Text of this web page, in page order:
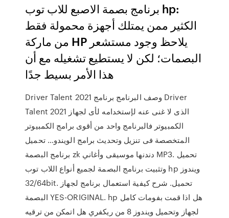
برنامج بصمة الاصبع للاب توب hp:
الكثير ممن يمتلك أجهزة محمولة فقط
من ماركة HP يلاحظ وجود مستشعر
البصمات؛ لكن لا يستطيع تشغيله مع أن
هذا الأمر بسيط جدًا
Driver Talent 2021 وصف البرنامج برنامج Driver
Talent 2021 الذى لا غنى عنه لإستخدامه لأى لجهاز
الكمبيوتر فالبرنامج واحد من أقوى برامج الكمبيوتر
المتخصصة فى تنزيل وتحديث برامج الويندو… تحميل
برنامج البصمة zk دندنها موسيقى وأغاني MP3. تحميل
وتثبيت برنامج البصمة لجميع أنواع اللاب توب hp ويندوز
32/64bit. تحميل. شرح كيفية استعمال برنامج لجهاز
البصمة YES-ORIGINAL. hp هل اذا قمت بفومات كامل
لجهاز وتحميل ويندوز 8 من ريكفري هل اتمكن من ترقيه